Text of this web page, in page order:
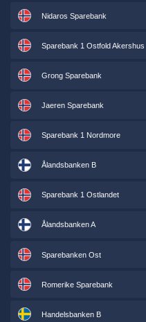
Nidaros Sparebank
Sparebank 1 Ostfold Akershus
Grong Sparebank
Jaeren Sparebank
Sparebank 1 Nordmore
Ålandsbanken B
Sparebank 1 Ostlandet
Ålandsbanken A
Sparebanken Ost
Romerike Sparebank
Handelsbanken B